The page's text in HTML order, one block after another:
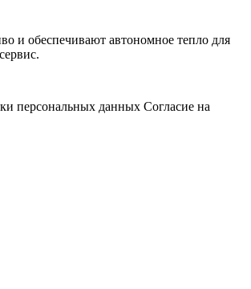
и обеспечивают автономное тепло для
персональных данных Согласие на